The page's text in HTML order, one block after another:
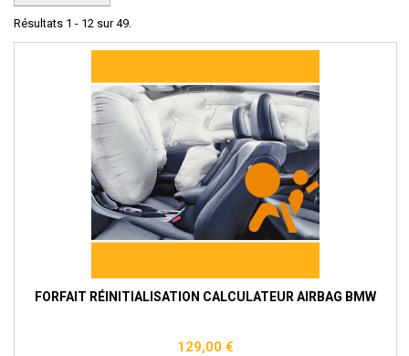
Résultats 1 - 12 sur 49.
FORFAIT RÉINITIALISATION CALCULATEUR AIRBAG BMW
129,00 €